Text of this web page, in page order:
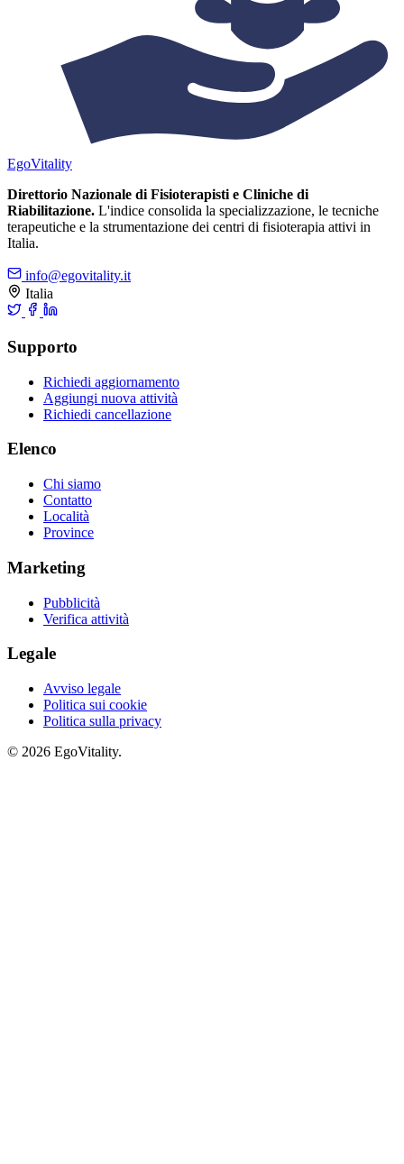
EgoVitality
Direttorio Nazionale di Fisioterapisti e Cliniche di
Riabilitazione. L'indice consolida la specializzazione, le tecniche
terapeutiche e la strumentazione dei centri di fisioterapia attivi in
Italia.
info@egovitality.it
Italia
Supporto
Richiedi aggiornamento
Aggiungi nuova attività
Richiedi cancellazione
Elenco
Chi siamo
Contatto
Località
Province
Marketing
Pubblicità
Verifica attività
Legale
Avviso legale
Politica sui cookie
Politica sulla privacy
© 2026 EgoVitality.